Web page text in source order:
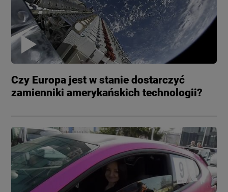
Czy Europa jest w stanie dostarczyć
zamienniki amerykańskich technologii?